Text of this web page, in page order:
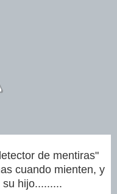
de mentiras"
cuando mienten, y
hijo.........